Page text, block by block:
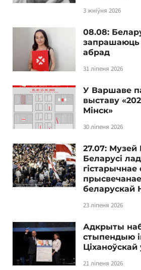
3 жніўня 2026
08.08:
запрашаюць
абрад
31 ліпеня 2026
У Варшаве
выставу
Мінск»
30 ліпеня 2026
27.07: Музей
Беларусі
гістарычнае
беларускай
23 ліпеня 2026
Адкрыты
стыпендыю
Ціханоўскай
21 ліпеня 2026